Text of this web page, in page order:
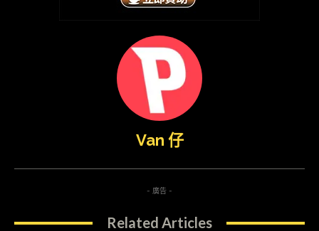
Van 仔
- 廣告 -
Related Articles